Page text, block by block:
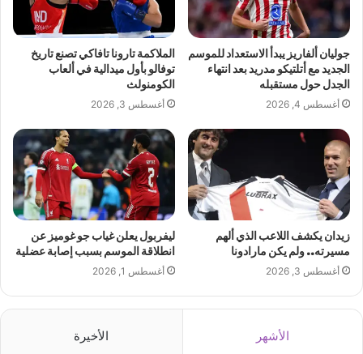
جوليان ألفاريز يبدأ الاستعداد للموسم
الجديد مع أتلتيكو مدريد بعد انتهاء
الجدل حول مستقبله
أغسطس 4, 2026
الملاكمة تارونا تافاكي تصنع تاريخ
توفالو بأول ميدالية في ألعاب
الكومنولث
أغسطس 3, 2026
زيدان يكشف اللاعب الذي ألهم
مسيرته.. ولم يكن مارادونا
أغسطس 3, 2026
ليفربول يعلن غياب جو غوميز عن
انطلاقة الموسم بسبب إصابة عضلية
أغسطس 1, 2026
الأشهر الأخيرة